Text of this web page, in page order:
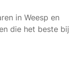
in Weesp en
die het beste bij